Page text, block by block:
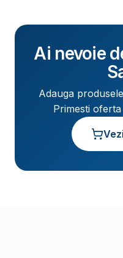
Ai nevoie
Adauga
Primesti